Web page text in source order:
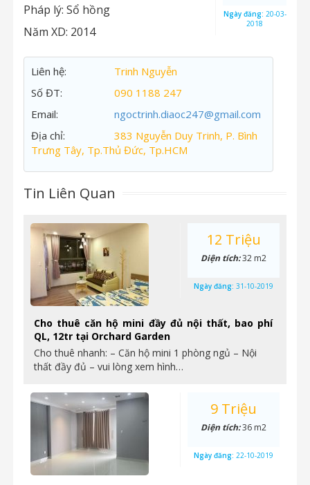
Pháp lý: Sổ hồng
Năm XD: 2014
Ngày đăng: 20-03-
2018
Liên hệ:
Trinh Nguyễn
Số ĐT:
090 1188 247
Email:
ngoctrinh.diaoc247@gmail.com
Địa chỉ:
383 Nguyễn Duy Trinh, P. Bình
Trưng Tây, Tp.Thủ Đức, Tp.HCM
Tin Liên Quan
Cho thuê căn hộ mini đầy đủ nội thất, bao phí
QL, 12tr tại Orchard Garden
Cho thuê nhanh: – Căn hộ mini 1 phòng ngủ – Nội
thất đầy đủ – vui lòng xem hình…
12 Triệu
Diện tích:32 m2
Ngày đăng: 31-10-2019
9 Triệu
Diện tích:36 m2
Ngày đăng: 22-10-2019